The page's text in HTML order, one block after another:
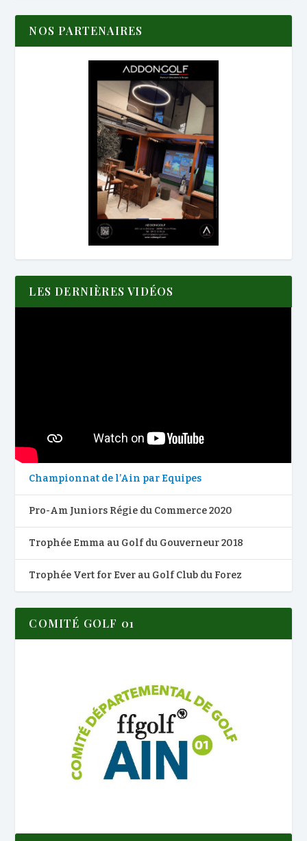
NOS PARTENAIRES
LES DERNIÈRES VIDÉOS
Championnat de l’Ain par Equipes
Pro-Am Juniors Régie du Commerce 2020
Trophée Emma au Golf du Gouverneur 2018
Trophée Vert for Ever au Golf Club du Forez
COMITÉ GOLF 01